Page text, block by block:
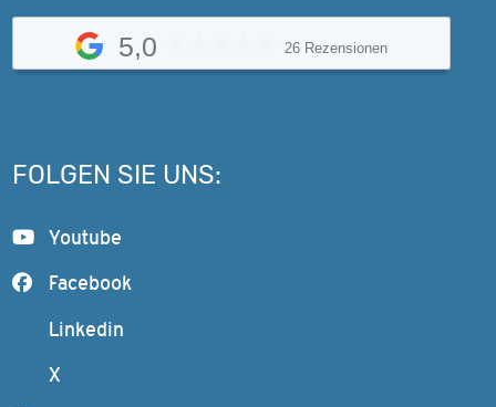
5,0 26 Rezensionen
FOLGEN SIE UNS:
Youtube
Facebook
Linkedin
X